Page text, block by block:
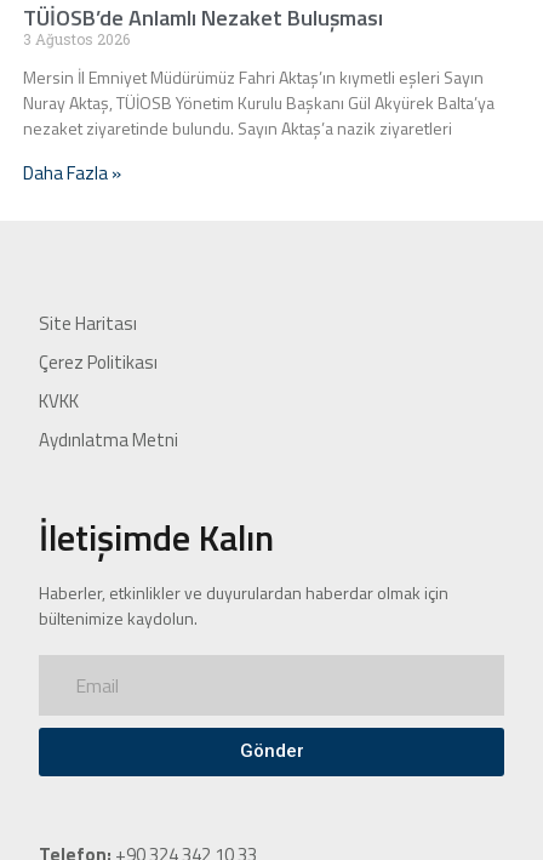
TÜİOSB’de Anlamlı Nezaket Buluşması
3 Ağustos 2026
Mersin İl Emniyet Müdürümüz Fahri Aktaş’ın kıymetli eşleri Sayın
Nuray Aktaş, TÜİOSB Yönetim Kurulu Başkanı Gül Akyürek Balta’ya
nezaket ziyaretinde bulundu. Sayın Aktaş’a nazik ziyaretleri
Daha Fazla »
Site Haritası
Çerez Politikası
KVKK
Aydınlatma Metni
İletişimde Kalın
Haberler, etkinlikler ve duyurulardan haberdar olmak için
bültenimize kaydolun.
Gönder
Telefon: +90 324 342 10 33